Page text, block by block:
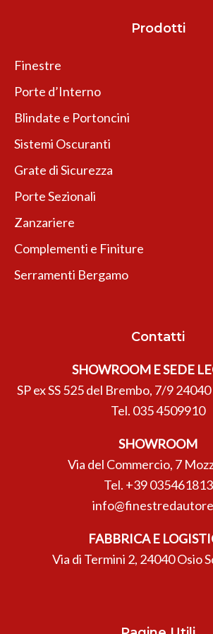
Prodotti
Finestre
Porte d’Interno
Blindate e Portoncini
Sistemi Oscuranti
Grate di Sicurezza
Porte Sezionali
Zanzariere
Complementi e Finiture
Serramenti Bergamo
Contatti
SHOWROOM E SEDE
SP ex SS 525 del Brembo, 7/9
Tel. 035 4509910
SHOWROOM
Via del Commercio, 7
Tel. +39 035461813
FABBRICA E
Via di Termini 2, 24040 Osio